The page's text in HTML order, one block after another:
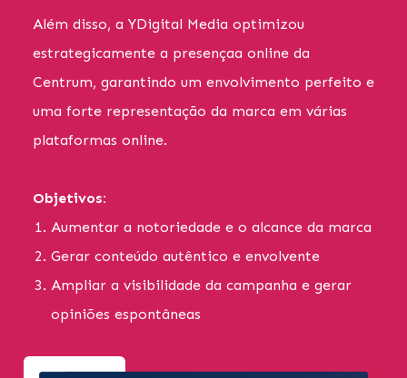
Além disso, a YDigital Media optimizou
estrategicamente a presençaa online da
Centrum, garantindo um envolvimento perfeito e
uma forte representação da marca em várias
plataformas online.
Objetivos:
Aumentar a notoriedade e o alcance da marca
Gerar conteúdo autêntico e envolvente
Ampliar a visibilidade da campanha e gerar
opiniões espontâneas